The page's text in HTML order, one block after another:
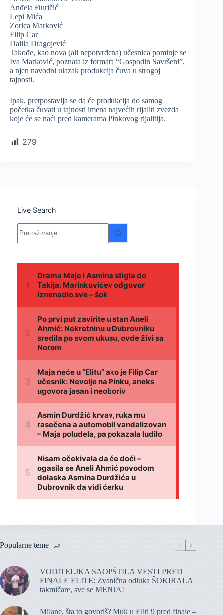
Anđela Đuričić
Lepi Mića
Zorica Marković
Filip Car
Dalila Dragojević
Takođe, kao nova (ali nepotvrđena) učesnica pominje se
Iva Marković, poznata iz formata “Gospodin Savršeni”,
a njen navodni ulazak produkcija čuva u strogoj
tajnosti.
Ipak, pretpostavlja se da će produkcija do samog
početka čuvati u tajnosti imena najvećih rijaliti zvezda
koje će se naći pred kamerama Pinkovog rijalitija.
279
Live Search
Nema
rezultata.
Popularne teme
VODITELJKA SAOPŠTILA VESTI PRED
FINALE ELITE: Zvanična odluka ŠOKIRALA
takmičare, sve se MENJA!
Milane, šta to govoriš? Muk u Eliti 9 pred finale –